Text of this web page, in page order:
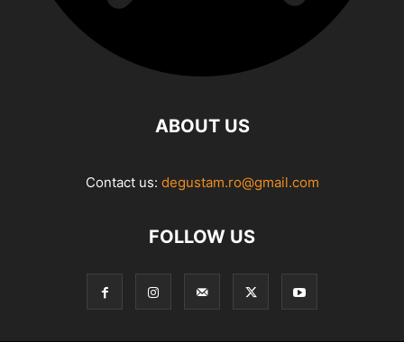
ABOUT US
Contact us: degustam.ro@gmail.com
FOLLOW US